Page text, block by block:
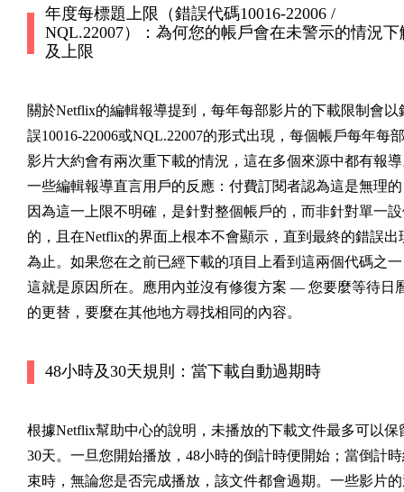
年度每標題上限（錯誤代碼10016-22006 /
NQL.22007）：為何您的帳戶會在未警示的情況下
及上限
關於Netflix的編輯報導提到，每年每部影片的下載限制會以
誤10016-22006或NQL.22007的形式出現，每個帳戶每年每部
影片大約會有兩次重下載的情況，這在多個來源中都有報
一些編輯報導直言用戶的反應：付費訂閱者認為這是無理
因為這一上限不明確，是針對整個帳戶的，而非針對單一
的，且在Netflix的界面上根本不會顯示，直到最終的錯誤出
為止。如果您在之前已經下載的項目上看到這兩個代碼之
這就是原因所在。應用內並沒有修復方案 — 您要麼等待日
的更替，要麼在其他地方尋找相同的內容。
48小時及30天規則：當下載自動過期時
根據Netflix幫助中心的說明，未播放的下載文件最多可以保
30天。一旦您開始播放，48小時的倒計時便開始；當倒計
束時，無論您是否完成播放，該文件都會過期。一些影片